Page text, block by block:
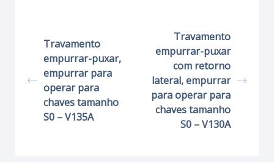
Travamento
empurrar-puxar,
empurrar para
operar para
chaves tamanho
S0 – V135A
Travamento
empurrar-puxar
com retorno
lateral, empurrar
para operar para
chaves tamanho
S0 – V130A